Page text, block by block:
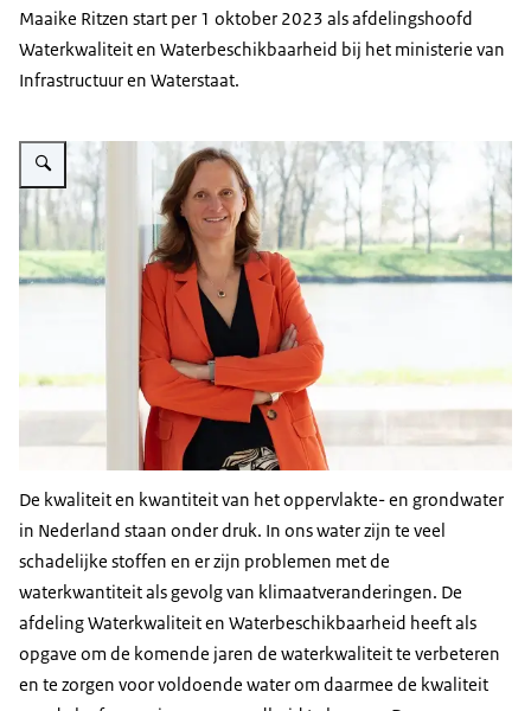
Maaike Ritzen start per 1 oktober 2023 als afdelingshoofd
Waterkwaliteit en Waterbeschikbaarheid bij het ministerie van
Infrastructuur en Waterstaat.
Vergroot afbeelding Maaike Ritzen
De kwaliteit en kwantiteit van het oppervlakte- en grondwater
in Nederland staan onder druk. In ons water zijn te veel
schadelijke stoffen en er zijn problemen met de
waterkwantiteit als gevolg van klimaatveranderingen. De
afdeling Waterkwaliteit en Waterbeschikbaarheid heeft als
opgave om de komende jaren de waterkwaliteit te verbeteren
en te zorgen voor voldoende water om daarmee de kwaliteit